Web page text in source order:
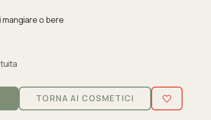
mangiare o bere
TORNA AI COSMETICI